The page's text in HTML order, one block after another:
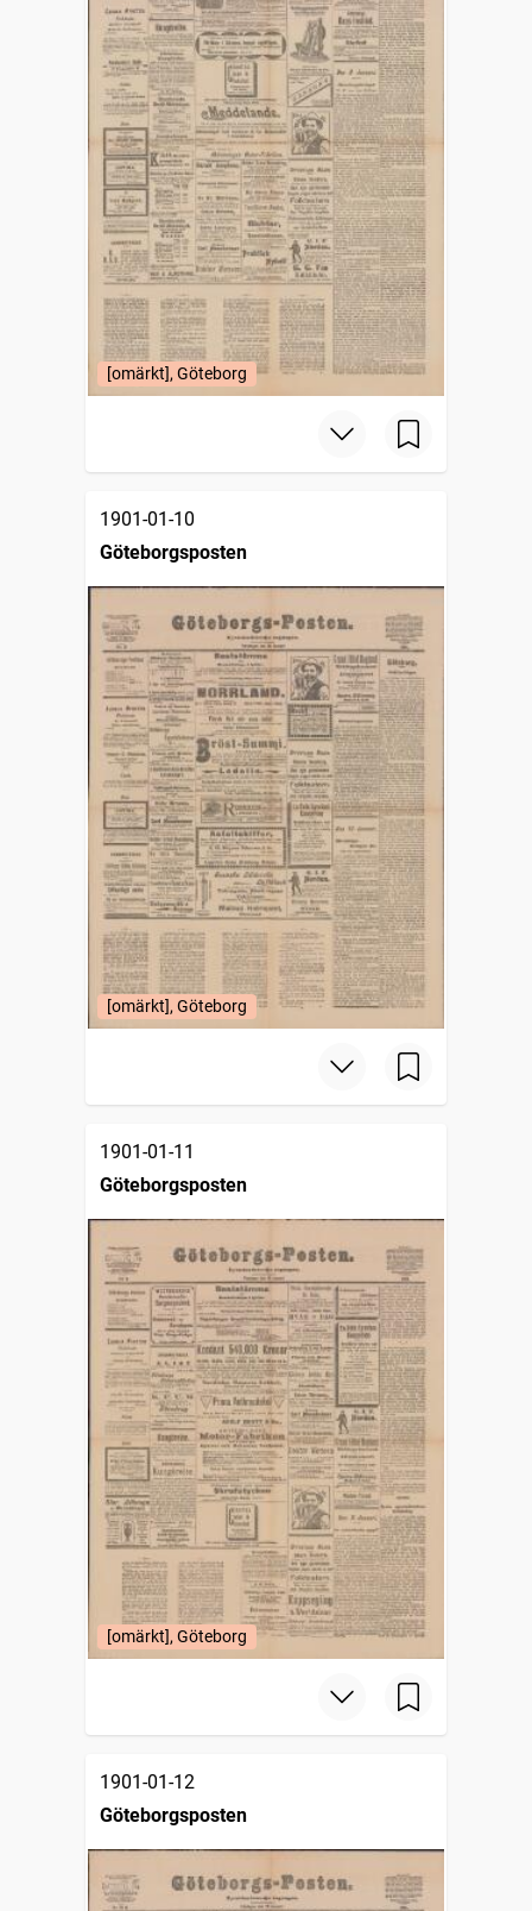
[omärkt], Göteborg
1901-01-10
Göteborgsposten
[omärkt], Göteborg
1901-01-11
Göteborgsposten
[omärkt], Göteborg
1901-01-12
Göteborgsposten